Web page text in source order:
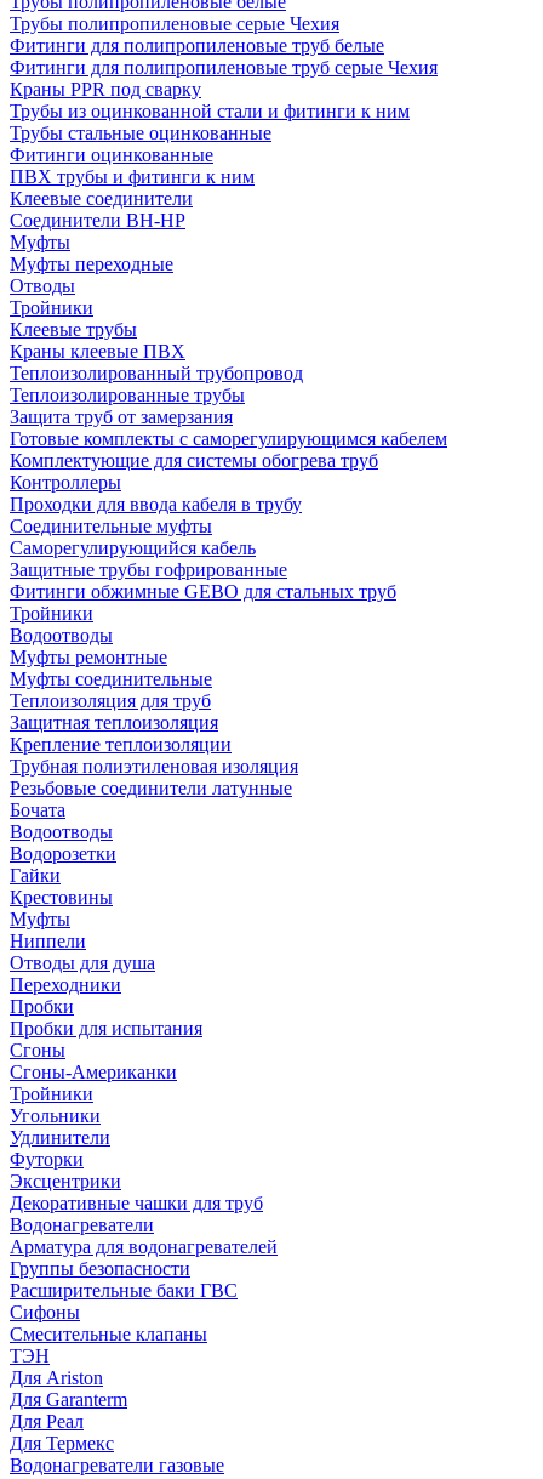
Трубы полипропиленовые серые Чехия
Фитинги для полипропиленовые труб белые
Фитинги для полипропиленовые труб серые Чехия
Краны PPR под сварку
Трубы из оцинкованной стали и фитинги к ним
Трубы стальные оцинкованные
Фитинги оцинкованные
ПВХ трубы и фитинги к ним
Клеевые соединители
Соединители ВН-НР
Муфты
Муфты переходные
Отводы
Тройники
Клеевые трубы
Краны клеевые ПВХ
Теплоизолированный трубопровод
Теплоизолированные трубы
Защита труб от замерзания
Готовые комплекты с саморегулирующимся кабелем
Комплектующие для системы обогрева труб
Контроллеры
Проходки для ввода кабеля в трубу
Соединительные муфты
Саморегулирующийся кабель
Защитные трубы гофрированные
Фитинги обжимные GEBO для стальных труб
Тройники
Водоотводы
Муфты ремонтные
Муфты соединительные
Теплоизоляция для труб
Защитная теплоизоляция
Крепление теплоизоляции
Трубная полиэтиленовая изоляция
Резьбовые соединители латунные
Бочата
Водоотводы
Водорозетки
Гайки
Крестовины
Муфты
Ниппели
Отводы для душа
Переходники
Пробки
Пробки для испытания
Сгоны
Сгоны-Американки
Тройники
Угольники
Удлинители
Футорки
Эксцентрики
Декоративные чашки для труб
Водонагреватели
Арматура для водонагревателей
Группы безопасности
Расширительные баки ГВС
Сифоны
Смесительные клапаны
ТЭН
Для Ariston
Для Garanterm
Для Реал
Для Термекс
Водонагреватели газовые